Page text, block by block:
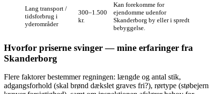
Lang transport /
tidsforbrug i
yderområder
300–1.500
kr.
Kan forekomme for
ejendomme udenfor
Skanderborg by eller i spredt
bebyggelse.
Hvorfor priserne svinger — mine erfaringer fra
Skanderborg
Flere faktorer bestemmer regningen: længde og antal stik,
adgangsforhold (skal brønd dækslet graves fri?), rørtype (støbejern